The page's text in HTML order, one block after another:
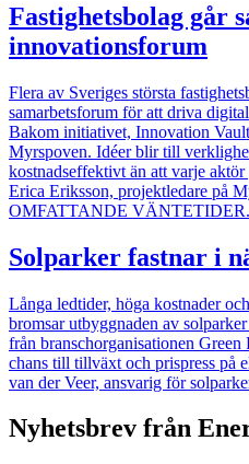
Fastighetsbolag går
innovationsforum
Flera av Sveriges största
samarbetsforum för att driva
Bakom initiativet, Innovation
Myrspoven. Idéer blir till
kostnadseffektivt än att varje
Erica Eriksson, projektledare på
OMFATTANDE VÄNTETIDER.
Solparker fastnar i
Långa ledtider, höga kostnader
bromsar utbyggnaden av
från branschorganisationen
chans till tillväxt och prispress på
van der Veer, ansvarig för
Nyhetsbrev från